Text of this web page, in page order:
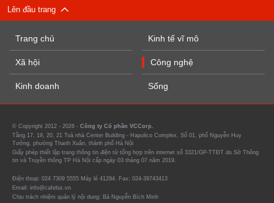
Lên đầu trang
Trang chủ
Xã hội
Kinh doanh
Kinh tế vĩ mô
Công nghệ
Sống
© Copyright 2012 - 2026 - Công ty Cổ phần VCCorp.
Tầng 17, 19, 20, 21 Toà nhà Center Building - Hapulico Complex, Số 01, phố Nguyễn Huy
Tưởng, phường Thanh Xuân, thành phố Hà Nội
Giấy phép thiết lập trang thông tin điện tử tổng hợp trên internet số 3321/GP-TTĐT do Sở Thông
tin và Truyền thông TP Hà Nội cấp ngày 03 tháng 07 năm 2019.
Điện thoại: 024 7309 5555 Máy lẻ 41294. Fax: 024-39743413
Email: info@cafebiz.vn
Chịu trách nhiệm quản lý nội dung: Bà Nguyễn Bích Minh